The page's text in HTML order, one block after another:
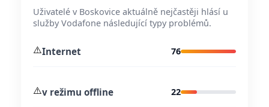
Uživatelé v Boskovice aktuálně nejčastěji hlásí u
služby Vodafone následující typy problémů.
⚠️Internet 76
⚠️v režimu offline 22